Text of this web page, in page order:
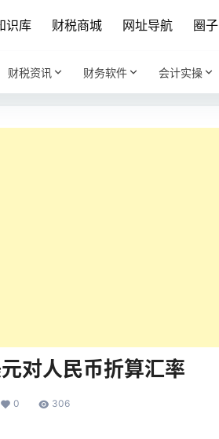
识库 财税商城 网址导航 圈子
财税资讯 财务软件 会计实操
对人民币折算汇率
0 306